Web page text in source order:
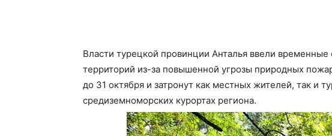
Власти турецкой провинции Анталья ввели
территорий из-за повышенной угрозы природных
до 31 октября и затронут как местных жителей, так и
средиземноморских курортах региона.